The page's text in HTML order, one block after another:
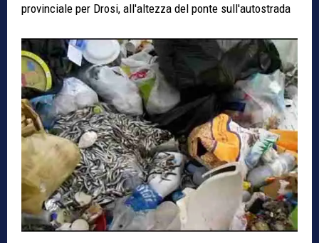
provinciale per Drosi, all'altezza del ponte sull'autostrada